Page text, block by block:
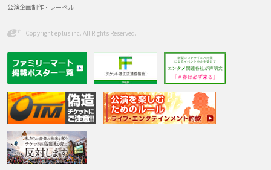
公演企画制作・レーベル
Copyright eplus inc. All Rights Reserved.